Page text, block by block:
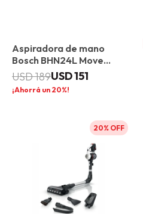
Aspiradora de mano
Bosch BHN24L Move
Lithium USD151
USD189
20
20